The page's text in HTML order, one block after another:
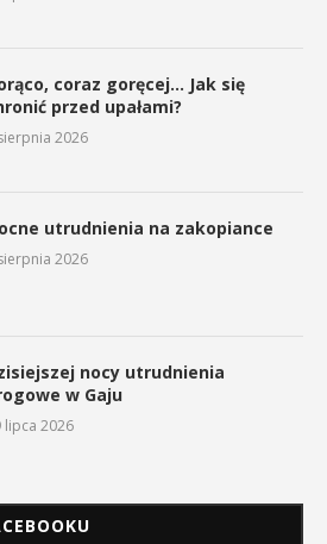
coraz goręcej… Jak się
przed upałami?
2026
utrudnienia na zakopiance
2026
nocy utrudnienia
w Gaju
lipca 2026